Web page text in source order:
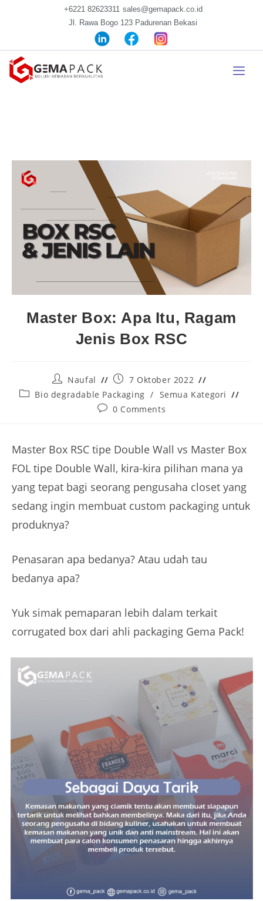
+6221 82623311 sales@gemapack.co.id
Jl. Rawa Bogo 123 Padurenan Bekasi
Master Box: Apa Itu, Ragam
Jenis Box RSC
Naufal
7 Oktober 2022
Bio degradable Packaging / Semua Kategori
0 Comments
Master Box RSC tipe Double Wall vs Master Box
FOL tipe Double Wall, kira-kira pilihan mana ya
yang tepat bagi seorang pengusaha closet yang
sedang ingin membuat custom packaging untuk
produknya?
Penasaran apa bedanya? Atau udah tau
bedanya apa?
Yuk simak pemaparan lebih dalam terkait
corrugated box dari ahli packaging Gema Pack!